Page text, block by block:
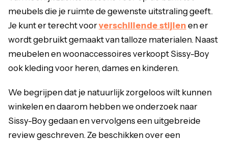
meubels die je ruimte de gewenste uitstraling geeft.
Je kunt er terecht voorverschillende stijlen en er
wordt gebruikt gemaakt van talloze materialen. Naast
meubelen en woonaccessoires verkoopt Sissy-Boy
ook kleding voor heren, dames en kinderen.
We begrijpen dat je natuurlijk zorgeloos wilt kunnen
winkelen en daarom hebben we onderzoek naar
Sissy-Boy gedaan en vervolgens een uitgebreide
review geschreven. Ze beschikken over een